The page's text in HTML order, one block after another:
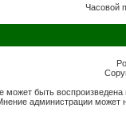
Часовой
может быть
администрации может